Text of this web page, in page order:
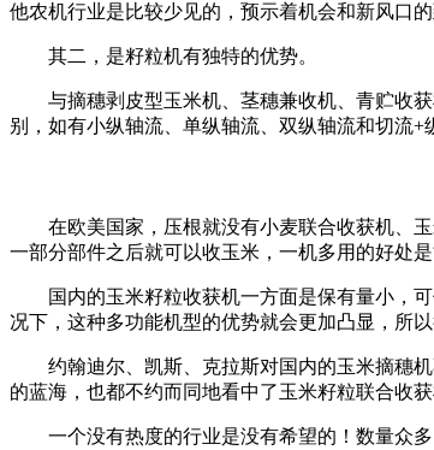
他农机行业是比较少见的，预示着机会和新风口的
其二，是籽粒机有独特的优势。
与摘穗剥皮型玉米机、茎穗兼收机、青贮收
别，如有小纵轴流、单纵轴流、双纵轴流和切流
在欧美国家，压根就没有小麦联合收获机、
一部分部件之后就可以收玉米，一机多用的好处
国内的玉米籽粒收获机一方面是保有量小，
况下，这种多功能机型的优势就会更加凸显，所
约翰迪尔、凯斯、克拉斯对国内的玉米摘穗
的蓝海，也都不约而同地看中了玉米籽粒联合收获
一个没有热度的行业是没有希望的！数量众